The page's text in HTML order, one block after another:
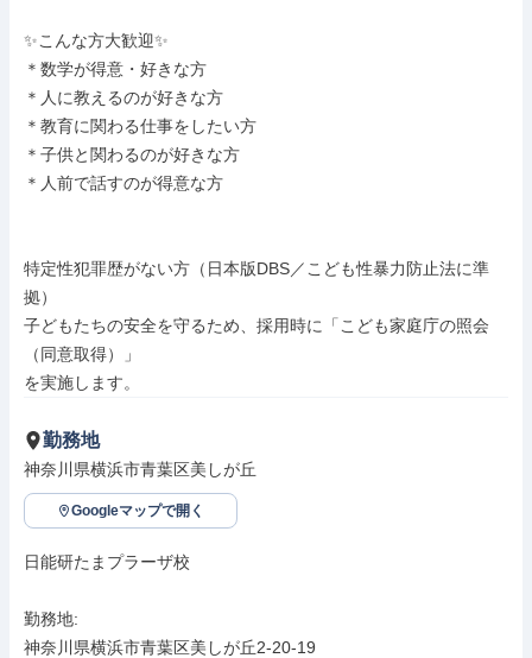
✨こんな方大歓迎✨
＊数学が得意・好きな方
＊人に教えるのが好きな方
＊教育に関わる仕事をしたい方
＊子供と関わるのが好きな方
＊人前で話すのが得意な方
特定性犯罪歴がない方（日本版DBS／こども性暴力防止法に準
拠）
子どもたちの安全を守るため、採用時に「こども家庭庁の照会
（同意取得）」
を実施します。
勤務地
神奈川県横浜市青葉区美しが丘
Googleマップで開く
日能研たまプラーザ校
勤務地:
神奈川県横浜市青葉区美しが丘2-20-19